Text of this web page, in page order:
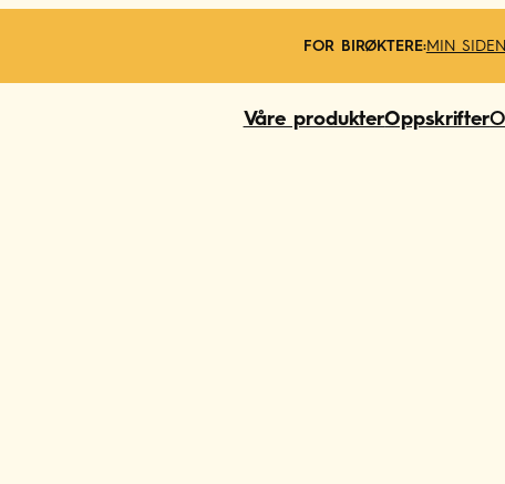
FOR BIRØKTERE:MIN SIDE
Våre produkterOppskrifter